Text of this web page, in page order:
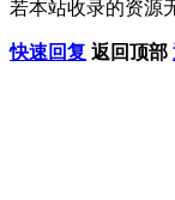
若本站收录的资源
快速回复 返回顶部